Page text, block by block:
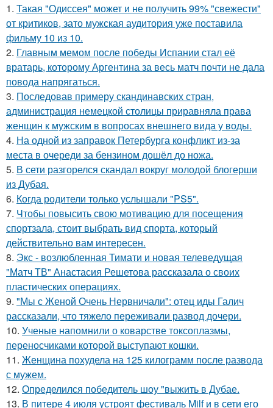
1. Такая "Одиссея" может и не получить 99% "свежести"
от критиков, зато мужская аудитория уже поставила
фильму 10 из 10.
2. Главным мемом после победы Испании стал её
вратарь, которому Аргентина за весь матч почти не дала
повода напрягаться.
3. Последовав примеру скандинавских стран,
администрация немецкой столицы приравняла права
женщин к мужским в вопросах внешнего вида у воды.
4. На одной из заправок Петербурга конфликт из-за
места в очереди за бензином дошёл до ножа.
5. В сети разгорелся скандал вокруг молодой блогерши
из Дубая.
6. Когда родители только услышали "PS5".
7. Чтобы повысить свою мотивацию для посещения
спортзала, стоит выбрать вид спорта, который
действительно вам интересен.
8. Экс - возлюбленная Тимати и новая телеведущая
"Матч ТВ" Анастасия Решетова рассказала о своих
пластических операциях.
9. "Мы с Женой Очень Нервничали": отец иды Галич
рассказали, что тяжело переживали развод дочери.
10. Ученые напомнили о коварстве токсоплазмы,
переносчиками которой выступают кошки.
11. Женщина похудела на 125 килограмм после развода
с мужем.
12. Определился победитель шоу "выжить в Дубае.
13. В питере 4 июля устроят фестиваль Milf и в сети его